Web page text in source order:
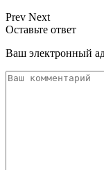
Prev Next
Оставьте ответ
Ваш электронный